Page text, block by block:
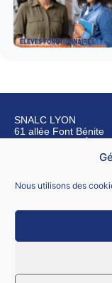
Nous utilisons des
SNALC LYON
61 allée Font Bénite
CGU